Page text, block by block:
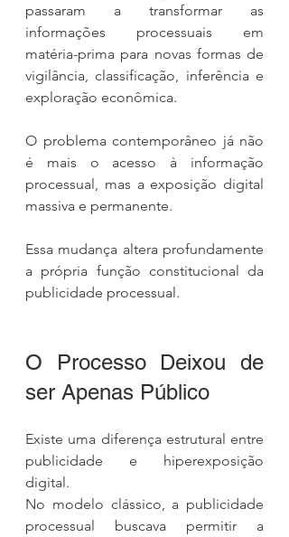
passaram a transformar as
informações processuais em
matéria-prima para novas formas de
vigilância, classificação, inferência e
exploração econômica.
O problema contemporâneo já não
é mais o acesso à informação
processual, mas a exposição digital
massiva e permanente.
Essa mudança altera profundamente
a própria função constitucional da
publicidade processual.
O Processo Deixou de
ser Apenas Público
Existe uma diferença estrutural entre
publicidade e hiperexposição
digital.
No modelo clássico, a publicidade
processual buscava permitir a